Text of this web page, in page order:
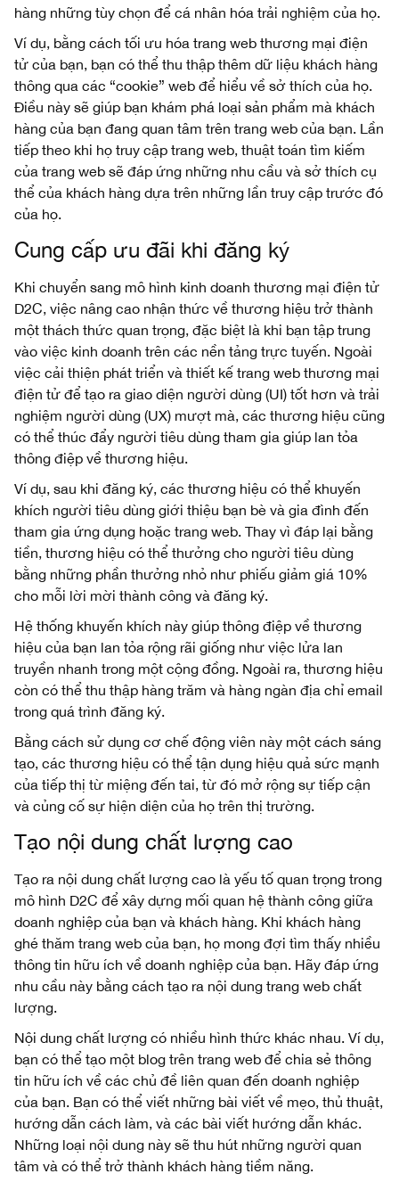
hàng những tùy chọn để cá nhân hóa trải nghiệm của họ.
Ví dụ, bằng cách tối ưu hóa trang web thương mại điện
tử của bạn, bạn có thể thu thập thêm dữ liệu khách hàng
thông qua các “cookie” web để hiểu về sở thích của họ.
Điều này sẽ giúp bạn khám phá loại sản phẩm mà khách
hàng của bạn đang quan tâm trên trang web của bạn. Lần
tiếp theo khi họ truy cập trang web, thuật toán tìm kiếm
của trang web sẽ đáp ứng những nhu cầu và sở thích cụ
thể của khách hàng dựa trên những lần truy cập trước đó
của họ.
Cung cấp ưu đãi khi đăng ký
Khi chuyển sang mô hình kinh doanh thương mại điện tử
D2C, việc nâng cao nhận thức về thương hiệu trở thành
một thách thức quan trọng, đặc biệt là khi bạn tập trung
vào việc kinh doanh trên các nền tảng trực tuyến. Ngoài
việc cải thiện phát triển và thiết kế trang web thương mại
điện tử để tạo ra giao diện người dùng (UI) tốt hơn và trải
nghiệm người dùng (UX) mượt mà, các thương hiệu cũng
có thể thúc đẩy người tiêu dùng tham gia giúp lan tỏa
thông điệp về thương hiệu.
Ví dụ, sau khi đăng ký, các thương hiệu có thể khuyến
khích người tiêu dùng giới thiệu bạn bè và gia đình đến
tham gia ứng dụng hoặc trang web. Thay vì đáp lại bằng
tiền, thương hiệu có thể thưởng cho người tiêu dùng
bằng những phần thưởng nhỏ như phiếu giảm giá 10%
cho mỗi lời mời thành công và đăng ký.
Hệ thống khuyến khích này giúp thông điệp về thương
hiệu của bạn lan tỏa rộng rãi giống như việc lửa lan
truyền nhanh trong một cộng đồng. Ngoài ra, thương hiệu
còn có thể thu thập hàng trăm và hàng ngàn địa chỉ email
trong quá trình đăng ký.
Bằng cách sử dụng cơ chế động viên này một cách sáng
tạo, các thương hiệu có thể tận dụng hiệu quả sức mạnh
của tiếp thị từ miệng đến tai, từ đó mở rộng sự tiếp cận
và củng cố sự hiện diện của họ trên thị trường.
Tạo nội dung chất lượng cao
Tạo ra nội dung chất lượng cao là yếu tố quan trọng trong
mô hình D2C để xây dựng mối quan hệ thành công giữa
doanh nghiệp của bạn và khách hàng. Khi khách hàng
ghé thăm trang web của bạn, họ mong đợi tìm thấy nhiều
thông tin hữu ích về doanh nghiệp của bạn. Hãy đáp ứng
nhu cầu này bằng cách tạo ra nội dung trang web chất
lượng.
Nội dung chất lượng có nhiều hình thức khác nhau. Ví dụ,
bạn có thể tạo một blog trên trang web để chia sẻ thông
tin hữu ích về các chủ đề liên quan đến doanh nghiệp
của bạn. Bạn có thể viết những bài viết về mẹo, thủ thuật,
hướng dẫn cách làm, và các bài viết hướng dẫn khác.
Những loại nội dung này sẽ thu hút những người quan
tâm và có thể trở thành khách hàng tiềm năng.